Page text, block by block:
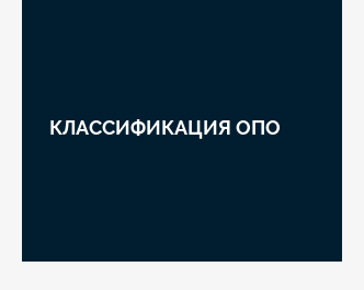
КЛАССИФИКАЦИЯ ОПО